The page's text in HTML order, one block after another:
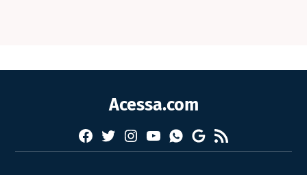
Acessa.com
Facebook
TwitterInstagram
YouTubeWhatsapp
Google
News
RSS